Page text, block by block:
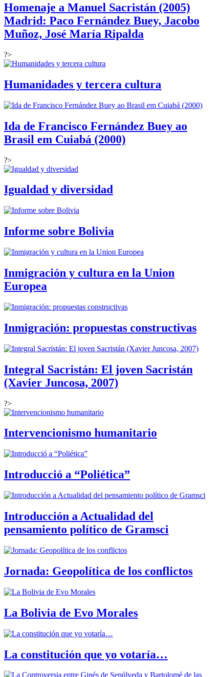
Homenaje a Manuel Sacristán (2005)
Madrid: Paco Fernández Buey, Jacobo
Muñoz, José María Ripalda
?>
Humanidades y tercera cultura
Ida de Francisco Fernández Buey ao
Brasil em Cuiabá (2000)
?>
Igualdad y diversidad
Informe sobre Bolivia
Inmigración y cultura en la Union
Europea
Inmigración: propuestas constructivas
Integral Sacristán: El joven Sacristán
(Xavier Juncosa, 2007)
?>
Intervencionismo humanitario
Introducció a “Poliética”
Introducción a Actualidad del
pensamiento político de Gramsci
Jornada: Geopolítica de los conflictos
La Bolivia de Evo Morales
La constitución que yo votaría…